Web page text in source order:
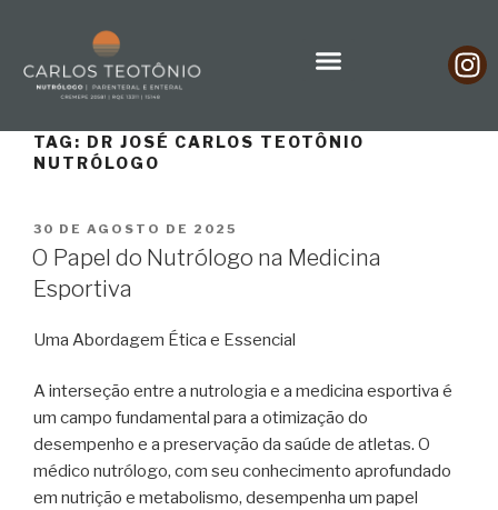
TAG: DR JOSÉ CARLOS TEOTÔNIO
NUTRÓLOGO
30 DE AGOSTO DE 2025
O Papel do Nutrólogo na Medicina
Esportiva
Uma Abordagem Ética e Essencial
A interseção entre a nutrologia e a medicina esportiva é
um campo fundamental para a otimização do
desempenho e a preservação da saúde de atletas. O
médico nutrólogo, com seu conhecimento aprofundado
em nutrição e metabolismo, desempenha um papel